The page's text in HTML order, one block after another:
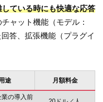
ている時にも快適な応答
チャット機能（モデル：
答、拡張機能（プラグイ
途 月額料金
の導入前